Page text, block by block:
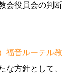
会役員会の判断
福音ルーテル教
な方針として、